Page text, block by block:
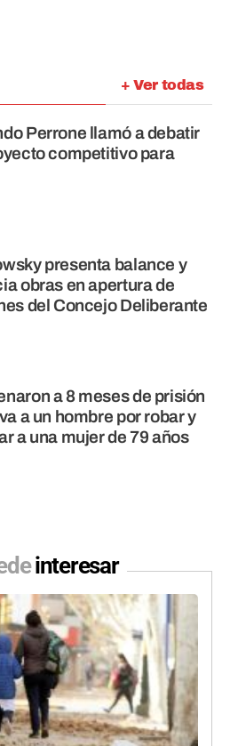
+ Ver todas
Perrone llamó a debatir
competitivo para
presenta balance y
obras en apertura de
del Concejo Deliberante
a 8 meses de prisión
a un hombre por robar y
a una mujer de 79 años
interesar